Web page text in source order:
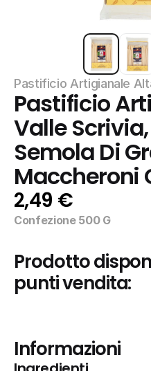
Pastificio Artigianale
Pastificio
Valle
Semola Di
Maccheroni
2,49 €
Confezione 500 G
Prodotto
punti vendita:
Informazioni